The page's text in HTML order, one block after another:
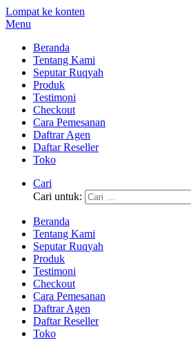
Lompat ke konten
Menu
Beranda
Tentang Kami
Seputar Ruqyah
Produk
Testimoni
Checkout
Cara Pemesanan
Daftrar Agen
Daftar Reseller
Toko
Cari
Cari untuk:
Beranda
Tentang Kami
Seputar Ruqyah
Produk
Testimoni
Checkout
Cara Pemesanan
Daftrar Agen
Daftar Reseller
Toko